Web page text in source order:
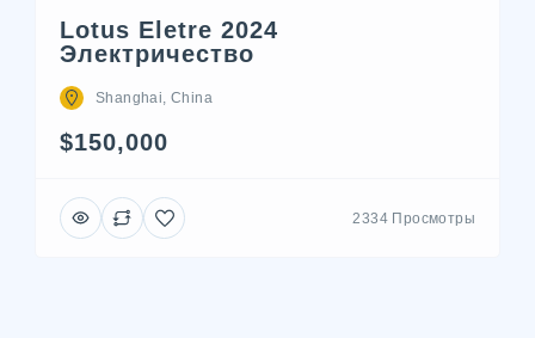
Lotus Eletre 2024
Электричество
Shanghai, China
$150,000
2334 Просмотры